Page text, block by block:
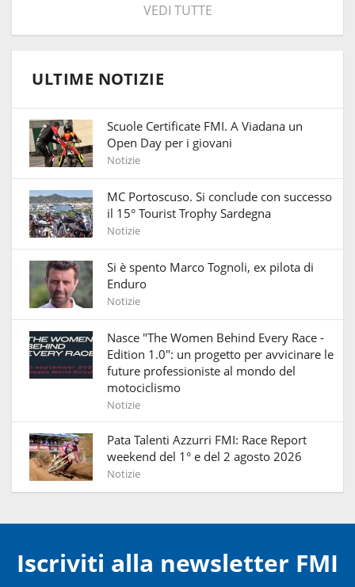
VEDI TUTTE
ULTIME NOTIZIE
Scuole Certificate FMI. A Viadana un
Open Day per i giovani
Notizie
MC Portoscuso. Si conclude con successo
il 15° Tourist Trophy Sardegna
Notizie
Si è spento Marco Tognoli, ex pilota di
Enduro
Notizie
Nasce "The Women Behind Every Race -
Edition 1.0": un progetto per avvicinare le
future professioniste al mondo del
motociclismo
Notizie
Pata Talenti Azzurri FMI: Race Report
weekend del 1° e del 2 agosto 2026
Notizie
Iscriviti alla newsletter FMI